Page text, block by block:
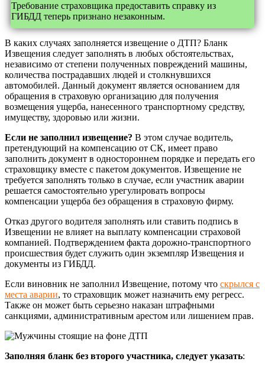
Требование страховщика предоставить справку из
ГИБДД теперь признано незаконным.
В каких случаях заполняется извещение о ДТП? Бланк
Извещения следует заполнять в любых обстоятельствах,
независимо от степени полученных повреждений машины,
количества пострадавших людей и столкнувшихся
автомобилей. Данный документ является основанием для
обращения в страховую организацию для получения
возмещения ущерба, нанесенного транспортному средству,
имуществу, здоровью или жизни.
Если не заполнил извещение? В этом случае водитель,
претендующий на компенсацию от СК, имеет право
заполнить документ в одностороннем порядке и передать его
страховщику вместе с пакетом документов. Извещение не
требуется заполнять только в случае, если участник аварии
решается самостоятельно урегулировать вопросы
компенсации ущерба без обращения в страховую фирму.
Отказ другого водителя заполнять или ставить подпись в
Извещении не влияет на выплату компенсации страховой
компанией. Подтверждением факта дорожно-транспортного
происшествия будет служить один экземпляр Извещения и
документы из ГИБДД.
Если виновник не заполнил Извещение, потому что скрылся с
места аварии, то страховщик может назначить ему регресс.
Также он может быть серьезно наказан штрафными
санкциями, административным арестом или лишением прав.
Заполняя бланк без второго участника, следует указать: